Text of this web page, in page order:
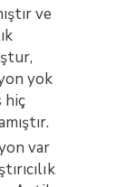
ve
yok
hiç
var